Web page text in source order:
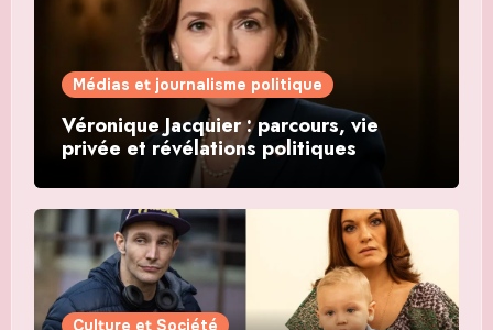
Médias et journalisme politique
Véronique Jacquier : parcours, vie
privée et révélations politiques
Culture et Société